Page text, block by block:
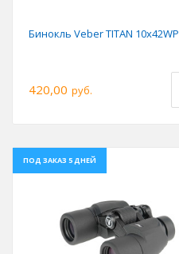
Бинокль Veber TITAN 10x42WP
420,00 руб.
ПОД ЗАКАЗ 5 ДНЕЙ
Previous